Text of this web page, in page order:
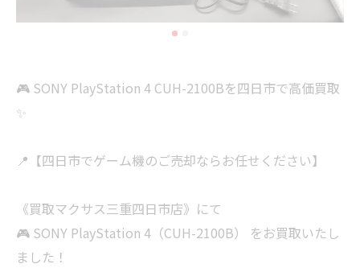
🎮 SONY PlayStation 4 CUH-2100Bを四日市で高価買取
✨
📍【四日市でゲーム機のご売却ならお任せください】
《買取マクサス三重四日市店》にて
🎮 SONY PlayStation 4（CUH-2100B） をお買取いたし
ました！